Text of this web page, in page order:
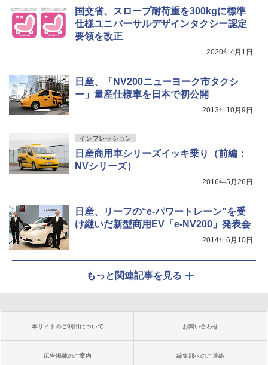
国交省、スロープ耐荷重を300kgに標準
仕様ユニバーサルデザインタクシー認定
要領を改正
2020年4月1日
日産、「NV200ニューヨーク市タクシ
ー」量産仕様車を日本で初公開
2013年10月9日
インプレッション
日産商用車シリーズイッキ乗り（前編：
NVシリーズ）
2016年5月26日
日産、リーフの“e-パワートレーン”を受
け継いだ新型商用EV「e-NV200」発表会
2014年6月10日
もっと関連記事を見る
本サイトのご利用について お問い合わせ
広告掲載のご案内 編集部へのご連絡